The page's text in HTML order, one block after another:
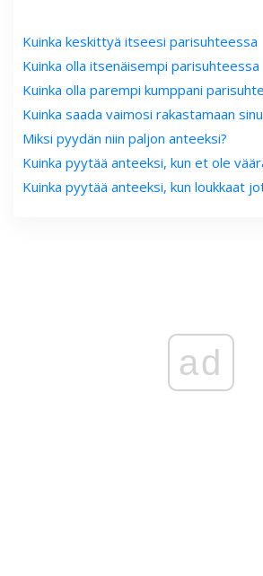
Kuinka keskittyä itseesi parisuhteessa
Kuinka olla itsenäisempi parisuhteessa
Kuinka olla parempi kumppani
Kuinka saada vaimosi rakastamaan
Miksi pyydän niin paljon anteeksi?
Kuinka pyytää anteeksi, kun et ole
Kuinka pyytää anteeksi, kun loukkaat
ad